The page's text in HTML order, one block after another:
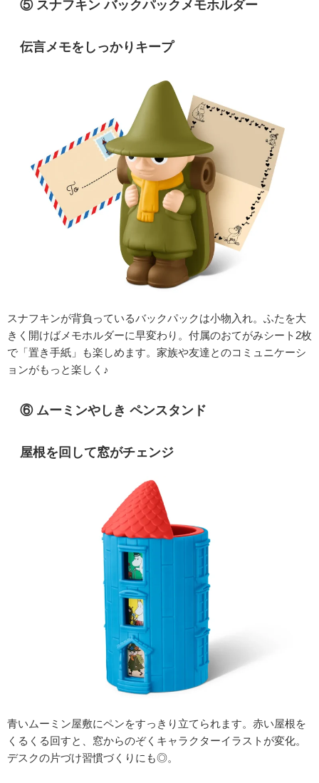
⑤ スナフキン バックパックメモホルダー
伝言メモをしっかりキープ
スナフキンが背負っているバックパックは小物入れ。ふたを大
きく開けばメモホルダーに早変わり。付属のおてがみシート2枚
で「置き手紙」も楽しめます。家族や友達とのコミュニケーシ
ョンがもっと楽しく♪
⑥ ムーミンやしき ペンスタンド
屋根を回して窓がチェンジ
青いムーミン屋敷にペンをすっきり立てられます。赤い屋根を
くるくる回すと、窓からのぞくキャラクターイラストが変化。
デスクの片づけ習慣づくりにも◎。